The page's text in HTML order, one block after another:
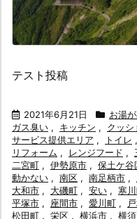
テスト投稿
2021年6月21日 お湯
ガス臭い , キッチン , クッシ
サービス提供エリア , トイレ ,
リフォーム , レンジフード ,
二宮町 , 伊勢原市 , 保土ケ谷
動かない , 南区 , 南足柄市 ,
大和市 , 大磯町 , 安い , 寒
平塚市 , 座間市 , 愛川町 ,
松田町 , 栄区 , 横浜市 , 横